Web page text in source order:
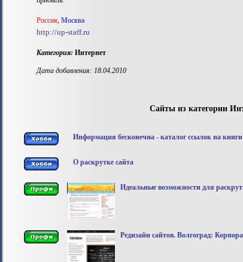
Россия, Москва
http://up-staff.ru
Категория: Интернет
Дата добавления: 18.04.2010
Сайты из категории
Информация бесконечна - каталог ссылок на книги
О раскрутке сайта
Идеальные возможности для
Редизайн сайтов. Волгоград: